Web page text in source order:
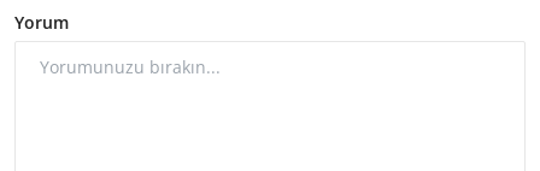
Yorum